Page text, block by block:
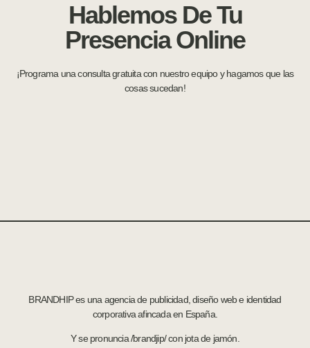
Hablemos De Tu
Presencia Online
¡Programa una consulta gratuita con nuestro equipo y hagamos que las
cosas sucedan!
BRANDHIP es una agencia de publicidad, diseño web e identidad
corporativa afincada en España.
Y se pronuncia /brandjip/ con jota de jamón.